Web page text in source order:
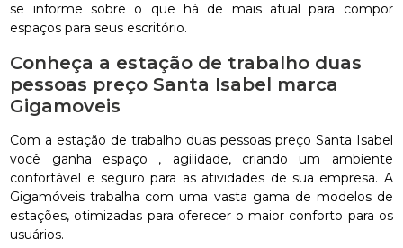
se informe sobre o que há de mais atual para compor
espaços para seus escritório.
Conheça a estação de trabalho duas
pessoas preço Santa Isabel marca
Gigamoveis
Com a estação de trabalho duas pessoas preço Santa Isabel
você ganha espaço , agilidade, criando um ambiente
confortável e seguro para as atividades de sua empresa. A
Gigamóveis trabalha com uma vasta gama de modelos de
estações, otimizadas para oferecer o maior conforto para os
usuários.